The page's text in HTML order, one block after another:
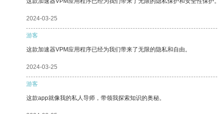
2024-03-25
游客
这款加速器VPM应用程序已经为我们带来了无限的隐私和自由。
2024-03-25
游客
这款app就像我的私人导师，带领我探索知识的奥秘。